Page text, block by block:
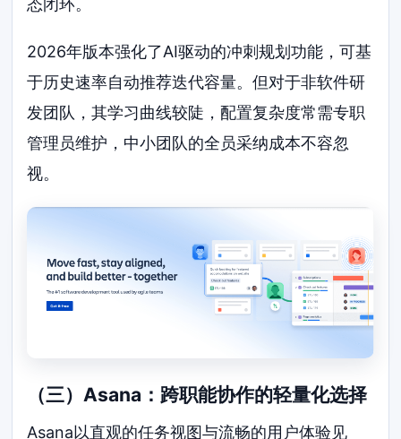
2026年版本强化了AI驱动的冲刺规划功能，可基
于历史速率自动推荐迭代容量。但对于非软件研
发团队，其学习曲线较陡，配置复杂度常需专职
管理员维护，中小团队的全员采纳成本不容忽
视。
（三）Asana：跨职能协作的轻量化选择
Asana以直观的任务视图与流畅的用户体验见